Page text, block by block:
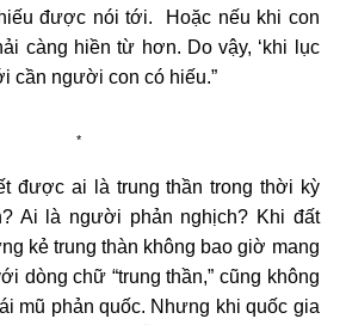
được nói tới. Hoặc nếu khi con
càng hiền từ hơn. Do vậy, ‘khi lục
cần người con có hiếu.”
*
được ai là trung thần trong thời kỳ
Ai là người phản nghịch? Khi đất
kẻ trung thàn không bao giờ mang
dòng chữ “trung thần,” cũng không
mũ phản quốc. Nhưng khi quốc gia